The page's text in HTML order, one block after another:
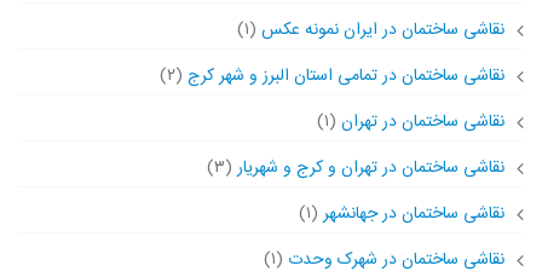
نقاشی ساختمان در ایران نمونه عکس (۱)
نقاشی ساختمان در تمامی استان البرز و شهر کرج (۲)
نقاشی ساختمان در تهران (۱)
نقاشی ساختمان در تهران و کرج و شهریار (۳)
نقاشی ساختمان در جهانشهر (۱)
نقاشی ساختمان در شهرک وحدت (۱)